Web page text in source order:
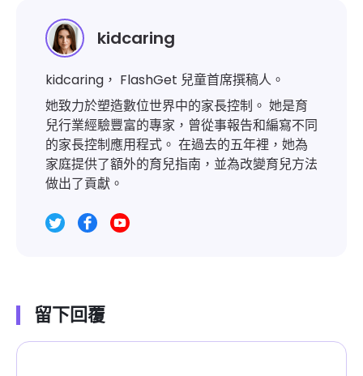
kidcaring
kidcaring， FlashGet 兒童首席撰稿人。
她致力於塑造數位世界中的家長控制。 她是育
兒行業經驗豐富的專家，曾從事報告和編寫不同
的家長控制應用程式。 在過去的五年裡，她為
家庭提供了額外的育兒指南，並為改變育兒方法
做出了貢獻。
留下回覆